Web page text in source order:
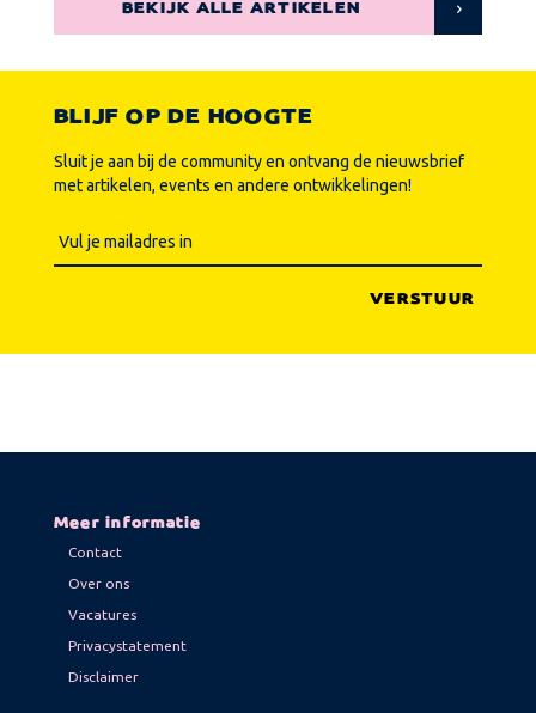
BEKIJK ALLE ARTIKELEN
BLIJF OP DE HOOGTE
Sluit je aan bij de community en ontvang de nieuwsbrief
met artikelen, events en andere ontwikkelingen!
Meer informatie
Contact
Over ons
Vacatures
Privacystatement
Disclaimer